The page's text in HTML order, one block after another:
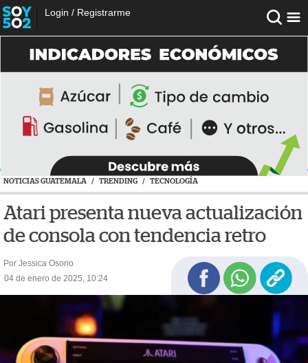
Login / Registrarme
NOTICIAS GUATEMALA / TRENDING / TECNOLOGÍA
Atari presenta nueva actualización
de consola con tendencia retro
Por Jessica Osorio
04 de enero de 2025, 10:24